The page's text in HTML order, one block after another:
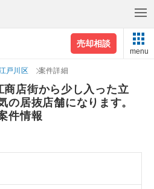
売却相談
menu
戸川区 案件詳細
店街から少し入った立
の居抜店舗になります。
件情報